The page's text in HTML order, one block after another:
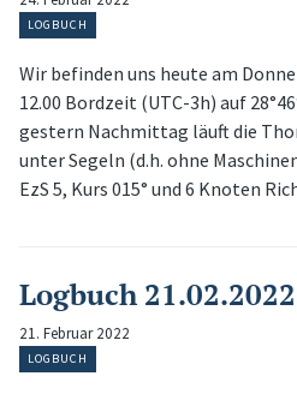
LOGBUCH
Wir befinden uns heute am
12.00 Bordzeit (UTC-3h) auf
gestern Nachmittag läuft die
unter Segeln (d.h. ohne
EzS 5, Kurs 015° und 6 Knoten
Logbuch 21.02.2022
21. Februar 2022
LOGBUCH